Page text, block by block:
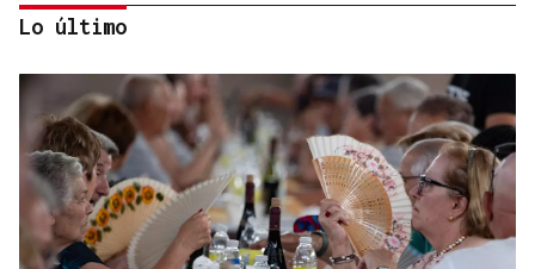
METÁSTASIS
Lo último